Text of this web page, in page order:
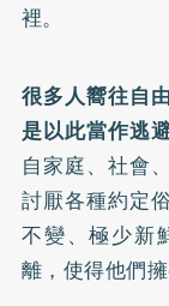
裡。
很多人嚮往自
是以此當作逃
自家庭、社會
討厭各種約定
不變、極少新
離，使得他們